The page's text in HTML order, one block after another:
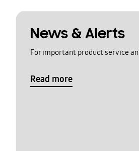
News & Alerts
For important product service
Read more